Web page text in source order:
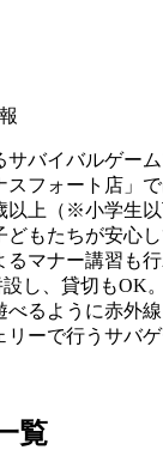
サバイバルゲー
フォート店」
以上（※小学生
どもたちが安心
るマナー講習も
設し、貸切もOK
べるように赤外
ーで行うサバゲ
覧